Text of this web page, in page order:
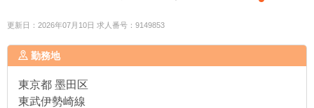
更新日：2026年07月10日 求人番号：9149853
勤務地
東京都 墨田区
東武伊勢崎線